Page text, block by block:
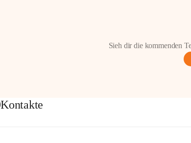
Sieh dir die kommenden
Kontakte